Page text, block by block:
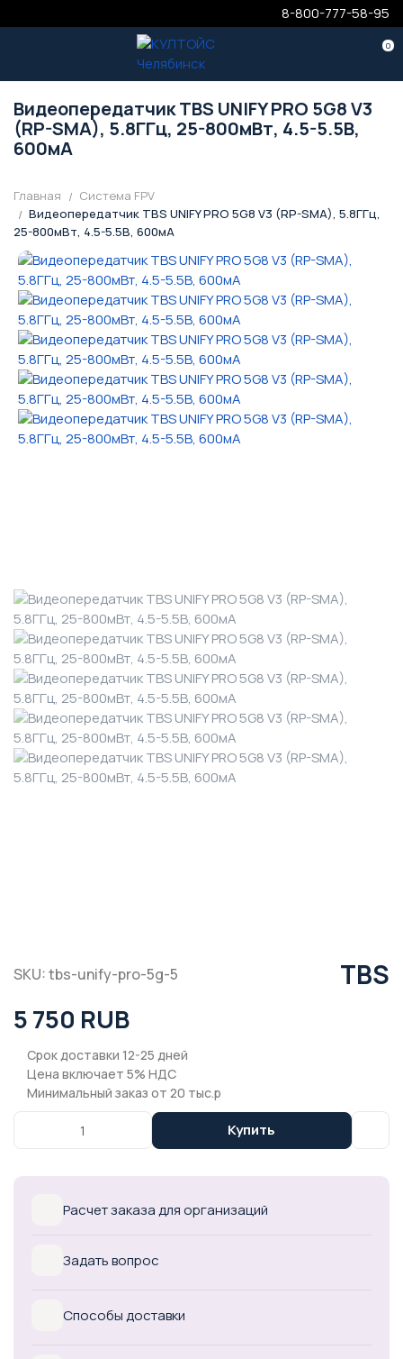
8-800-777-58-95
0
Видеопередатчик TBS UNIFY PRO 5G8 V3
(RP-SMA), 5.8ГГц, 25-800мВт, 4.5-5.5В,
600мА
Главная
Система FPV
Видеопередатчик TBS UNIFY PRO 5G8 V3 (RP-SMA), 5.8ГГц,
25-800мВт, 4.5-5.5В, 600мА
SKU: tbs-unify-pro-5g-5 TBS
5 750 RUB
Срок доставки 12-25 дней
Цена включает 5% НДС
Минимальный заказ от 20 тыс.р
Купить
Расчет заказа для организаций
Задать вопрос
Способы доставки